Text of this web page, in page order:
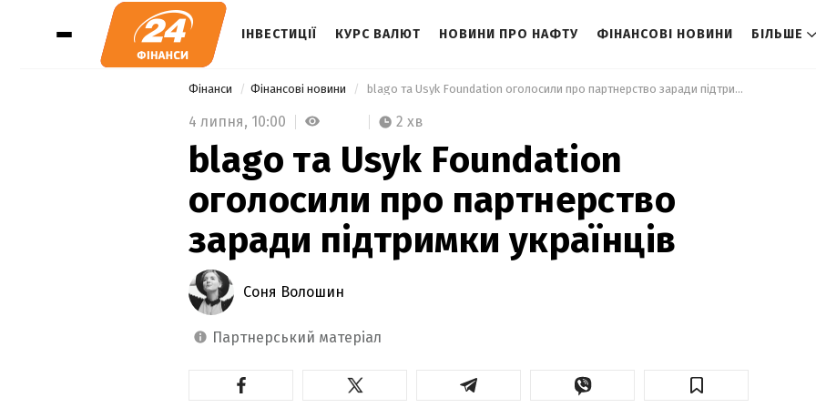
ІНВЕСТИЦІЇ КУРС ВАЛЮТ НОВИНИ ПРО НАФТУ ФІНАНСОВІ НОВИНИ БІЛЬШЕ
Фінанси Фінансові новини blago та Usyk Foundation оголосили про партнерство заради підтримки українців
4 липня, 10:00 2 хв
blago та Usyk Foundation
оголосили про партнерство
заради підтримки українців
Соня Волошин
партнерський матеріал